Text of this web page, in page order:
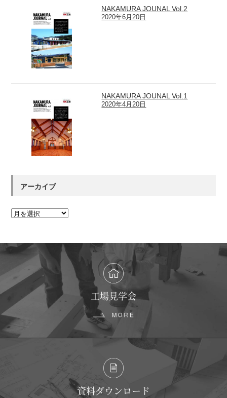
NAKAMURA JOUNAL Vol.2
2020年6月20日
NAKAMURA JOUNAL Vol.1
2020年4月20日
アーカイブ
ア
ブ
工場見学会
資料ダウンロード